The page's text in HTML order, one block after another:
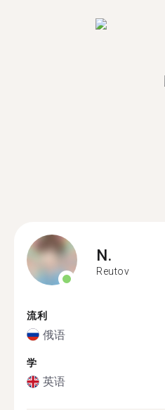
N.
Reutov
流利
俄语
学
英语